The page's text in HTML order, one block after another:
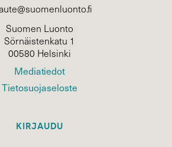
Suomen Luonto
Sörnäistenkatu 1
00580 Helsinki
Mediatiedot
Tietosuojaseloste
KIRJAUDU